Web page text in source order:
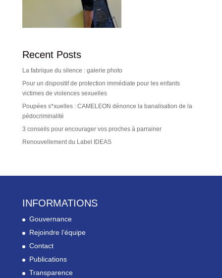
Recent Posts
La fabrique du silence : galerie photo
Pour un dispositif de protection immédiate pour les enfants
victimes de violences sexuelles
Poupées s*xuelles : CAMELEON dénonce la banalisation de la
pédocriminalité
3 conseils pour encourager vos proches à parrainer
Renouvellement du Label IDEAS
INFORMATIONS
Gouvernance
Rejoindre l’équipe
Contact
Publications
Transparence